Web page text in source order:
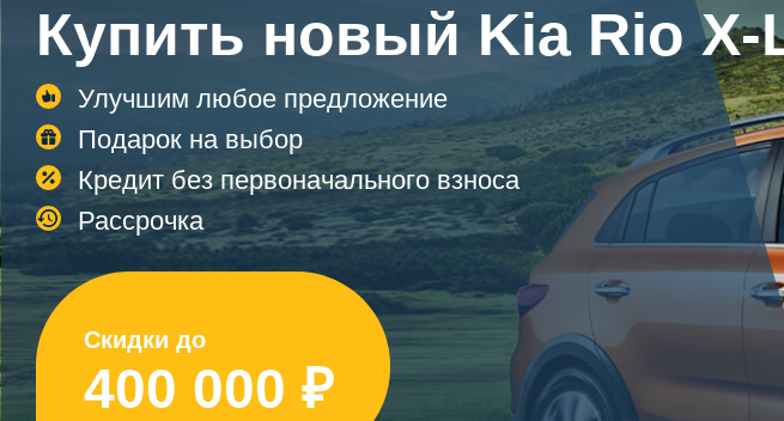
Купить новый Kia Rio
Улучшим любое предложение
Подарок на выбор
Кредит без первоначального взноса
Рассрочка
Скидки до
400 000 ₽